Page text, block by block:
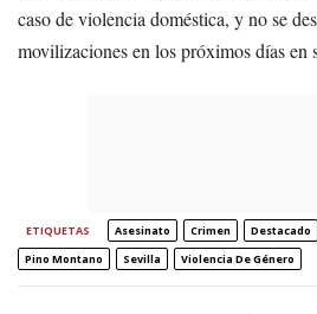
caso de violencia doméstica, y no se
movilizaciones en los próximos días en
ETIQUETAS Asesinato Crimen Destacado
Pino Montano
Sevilla Violencia De Género